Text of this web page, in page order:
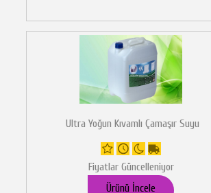
Ultra Yoğun Kıvamlı Çamaşır Suyu
Fiyatlar Güncelleniyor
Ürünü İncele